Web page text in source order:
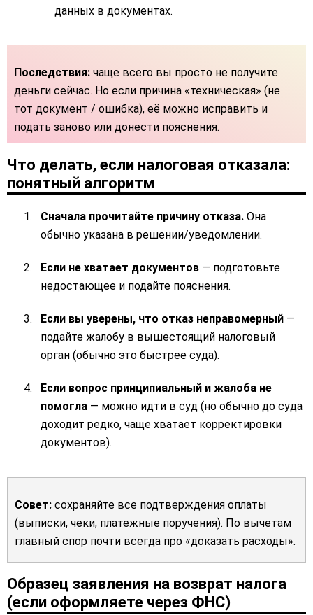
данных в документах.
Последствия: чаще всего вы просто не получите
деньги сейчас. Но если причина «техническая» (не
тот документ / ошибка), её можно исправить и
подать заново или донести пояснения.
Что делать, если налоговая отказала:
понятный алгоритм
Сначала прочитайте причину отказа. Она
обычно указана в решении/уведомлении.
Если не хватает документов — подготовьте
недостающее и подайте пояснения.
Если вы уверены, что отказ неправомерный —
подайте жалобу в вышестоящий налоговый
орган (обычно это быстрее суда).
Если вопрос принципиальный и жалоба не
помогла — можно идти в суд (но обычно до суда
доходит редко, чаще хватает корректировки
документов).
Совет: сохраняйте все подтверждения оплаты
(выписки, чеки, платежные поручения). По вычетам
главный спор почти всегда про «доказать расходы».
Образец заявления на возврат налога
(если оформляете через ФНС)